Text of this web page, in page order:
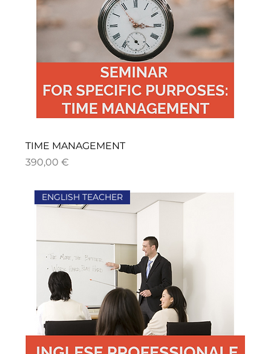
TIME MANAGEMENT
Precio
390,00 €
ENGLISH TEACHER